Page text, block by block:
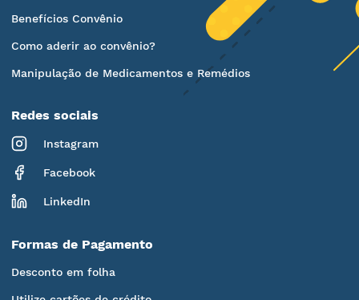
Benefícios Convênio
Como aderir ao convênio?
Manipulação de Medicamentos e Remédios
Redes sociais
Instagram
Facebook
LinkedIn
Formas de Pagamento
Desconto em folha